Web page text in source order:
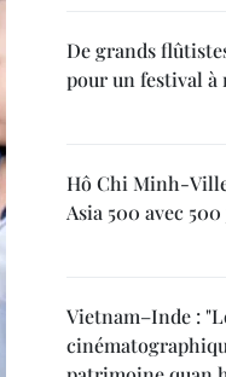
De grands
pour un festival à
Hô Chi Minh-
Asia 500 avec
Vietnam–Inde :